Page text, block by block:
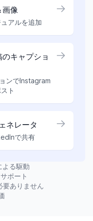
画像
アルを追加
キャプショ
ンでInstagram
ト
ネレータ
で共有
よる駆動
ポート
要ありません